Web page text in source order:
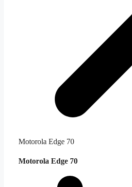
Motorola Edge 70
Motorola Edge 70